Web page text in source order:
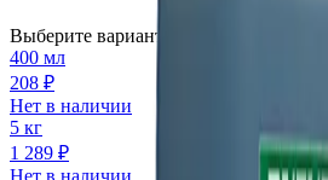
Выберите вариант:
400 мл
208 ₽
Нет в наличии
5 кг
1 289 ₽
Нет в наличии